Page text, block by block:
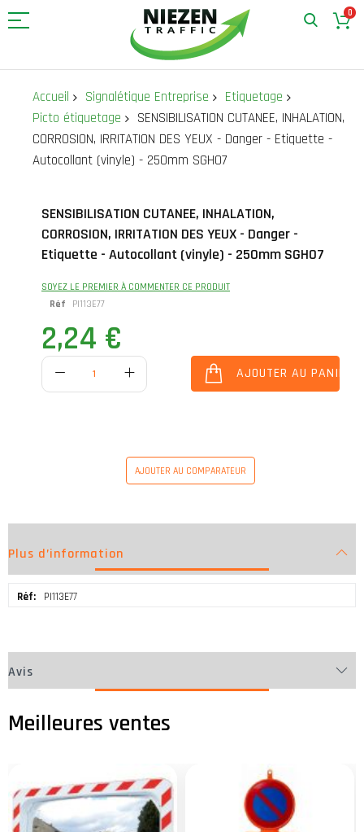
0
contenuAccueil Signalétique Entreprise
Etiquetage
Picto étiquetage
SENSIBILISATION CUTANEE, INHALATION,
CORROSION, IRRITATION DES YEUX - Danger - Etiquette -
Autocollant (vinyle) - 250mm SGH07
images
gallery
beginning
images
gallery
SENSIBILISATION CUTANEE, INHALATION,
CORROSION, IRRITATION DES YEUX - Danger -
Etiquette - Autocollant (vinyle) - 250mm SGH07
SOYEZ LE PREMIER À COMMENTER CE PRODUIT
Réf
PI113E77
2,24 €
AJOUTER AU PANIER
AJOUTER AU COMPARATEUR
Plus d’information
d’information
PI113E77
Avis